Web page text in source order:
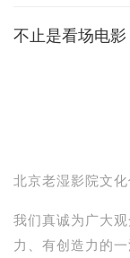
不止是看场电
北京老湿影院文
我们真诚为广大
力、有创造力的一